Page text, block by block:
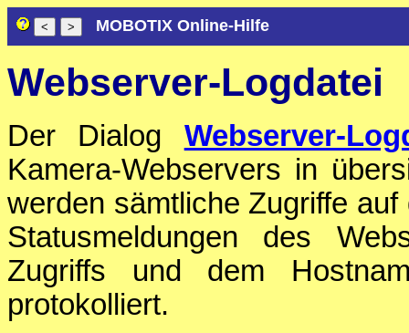
MOBOTIX Online-Hilfe
Webserver-Logdatei
Der Dialog Webserver-
Kamera-Webservers in
werden sämtliche Zugriffe
Statusmeldungen des
Zugriffs und dem
protokolliert.